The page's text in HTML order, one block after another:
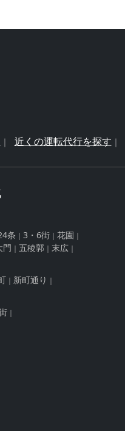
近くの運転代行を探す
条 3・6街
花園
門 五稜郭 末広
新町通り